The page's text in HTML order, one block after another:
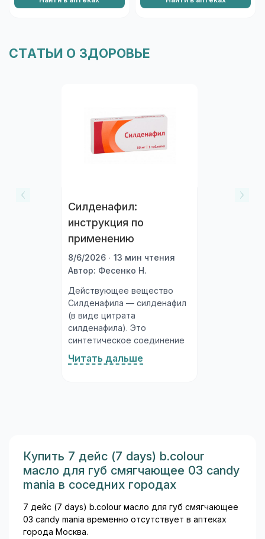
СТАТЬИ О ЗДОРОВЬЕ
Силденафил:
инструкция по
применению
8/6/2026 · 13 мин чтения
Автор: Фесенко Н.
Действующее вещество
Силденафила — силденафил
(в виде цитрата
силденафила). Это
синтетическое соединение
из класса ингибиторов
фосфодиэстеразы 5-го типа
изучения препаратов для
лечения стенокардии, а
впоследствии её основным
медицинским применением
стало лечение эректильной
дисфункции...
Читать дальше
Купить 7 дейс (7 days) b.colour
масло для губ смягчающее 03 candy
mania в соседних городах
7 дейс (7 days) b.colour масло для губ смягчающее
03 candy mania временно отсутствует в аптеках
города Москва.